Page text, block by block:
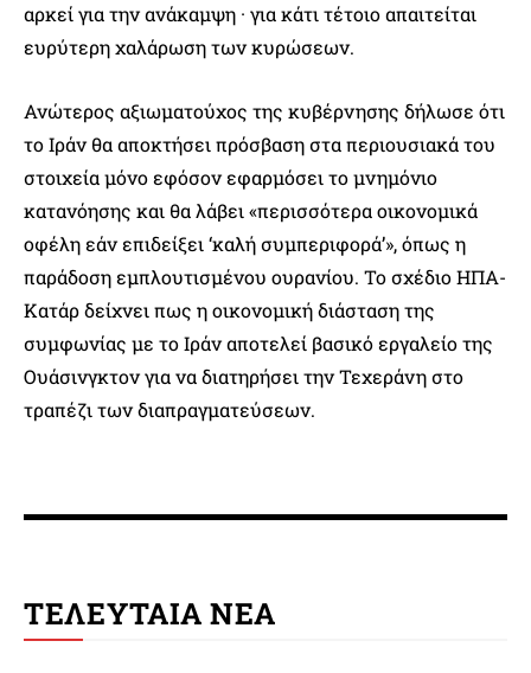
αρκεί για την ανάκαμψη · για κάτι τέτοιο απαιτείται
ευρύτερη χαλάρωση των κυρώσεων.
Ανώτερος αξιωματούχος της κυβέρνησης δήλωσε ότι
το Ιράν θα αποκτήσει πρόσβαση στα περιουσιακά του
στοιχεία μόνο εφόσον εφαρμόσει το μνημόνιο
κατανόησης και θα λάβει «περισσότερα οικονομικά
οφέλη εάν επιδείξει ‘καλή συμπεριφορά’», όπως η
παράδοση εμπλουτισμένου ουρανίου. Το σχέδιο ΗΠΑ-
Κατάρ δείχνει πως η οικονομική διάσταση της
συμφωνίας με το Ιράν αποτελεί βασικό εργαλείο της
Ουάσινγκτον για να διατηρήσει την Τεχεράνη στο
τραπέζι των διαπραγματεύσεων.
ΤΕΛΕΥΤΑΙΑ ΝΕΑ